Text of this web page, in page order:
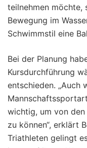
teilnehmen möchte,
Bewegung im
Schwimmstil eine
Bei der Planung
Kursdurchführung
entschieden. „Auch
wichtig, um von
zu können“, erklärt
Triathleten gelingt